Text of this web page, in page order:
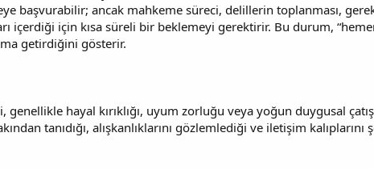
başvurabilir; ancak mahkeme süreci, delillerin toplanması,
içerdiği için kısa süreli bir beklemeyi gerektirir. Bu durum,
getirdiğini gösterir.
hayal kırıklığı, uyum zorluğu veya yoğun duygusal
tanıdığı, alışkanlıklarını gözlemlediği ve iletişim